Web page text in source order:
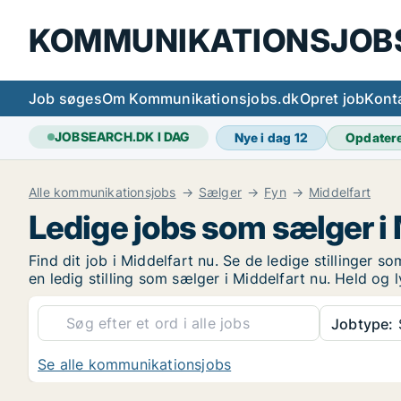
Job søgesOm Kommunikationsjobs.dkOpret job
JOBSEARCH.DK I DAG Nye i dag 12
Alle kommunikationsjobs Sælger Fyn Middelfart
Ledige jobs som sælger
Find dit job i Middelfart nu. Se de ledige stillinger
en ledig stilling som sælger i Middelfart nu. Held
Jobtype:
Se alle kommunikationsjobs